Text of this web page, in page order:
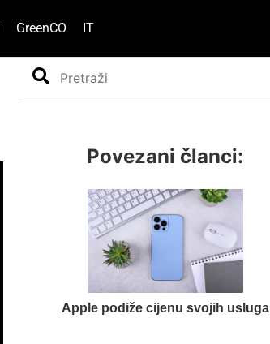
GreenCO IT
Search
Povezani članci:
Apple podiže cijenu svojih usluga